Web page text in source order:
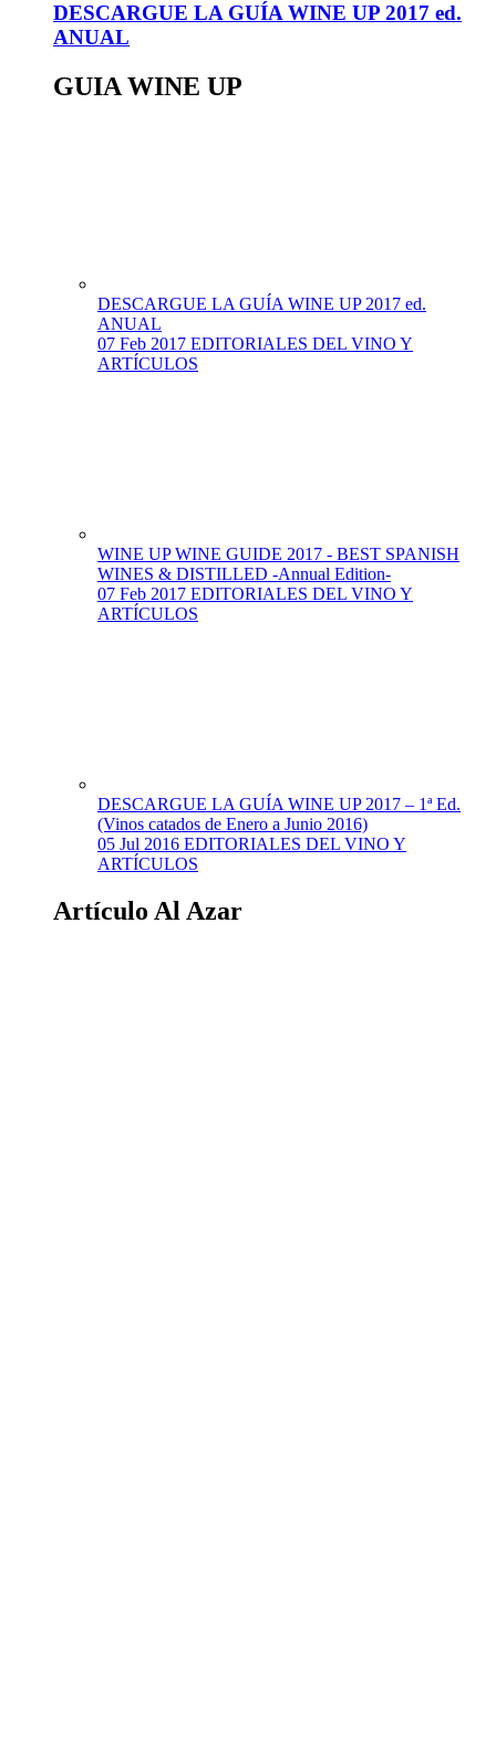
DESCARGUE LA GUÍA WINE UP 2017 ed.
ANUAL
GUIA WINE UP
DESCARGUE LA GUÍA WINE UP 2017 ed.
ANUAL
07 Feb 2017 EDITORIALES DEL VINO Y
ARTÍCULOS
WINE UP WINE GUIDE 2017 - BEST SPANISH
WINES & DISTILLED -Annual Edition-
07 Feb 2017 EDITORIALES DEL VINO Y
ARTÍCULOS
DESCARGUE LA GUÍA WINE UP 2017 – 1ª Ed.
(Vinos catados de Enero a Junio 2016)
05 Jul 2016 EDITORIALES DEL VINO Y
ARTÍCULOS
Artículo Al Azar